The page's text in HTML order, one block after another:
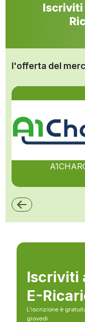
Iscriviti
l'offerta del
Iscriviti
E-
L’iscrizione è
giovedì